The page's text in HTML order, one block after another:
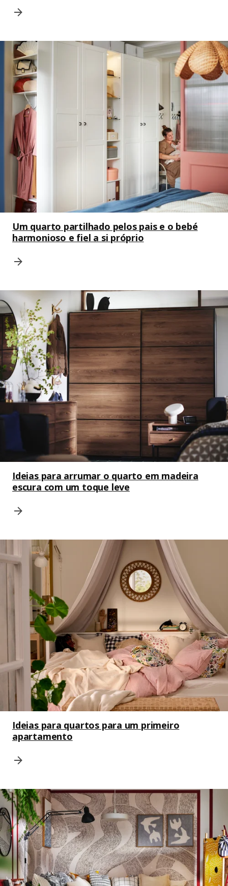
Um quarto partilhado pelos pais e o bebé
harmonioso e fiel a si próprio
Ideias para arrumar o quarto em madeira
escura com um toque leve
Ideias para quartos para um primeiro
apartamento